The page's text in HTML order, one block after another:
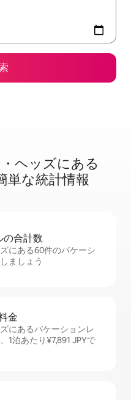
ヘッズに⁠あ⁠る
単⁠な統⁠計⁠情⁠報
の合⁠計⁠数
にある60件のバケーシ
ましょう
金
にあるバケーションレ
1泊あたり¥7,891 JPYで